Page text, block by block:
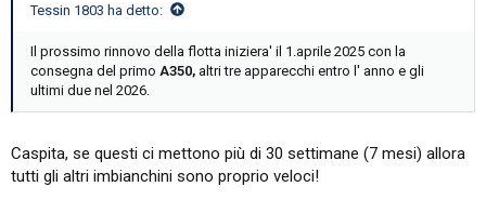
Tessin 1803 ha detto:
Il prossimo rinnovo della flotta iniziera' il 1.aprile 2025 con la
consegna del primo A350, altri tre apparecchi entro l' anno e gli
ultimi due nel 2026.
Caspita, se questi ci mettono più di 30 settimane (7 mesi) allora
tutti gli altri imbianchini sono proprio veloci!